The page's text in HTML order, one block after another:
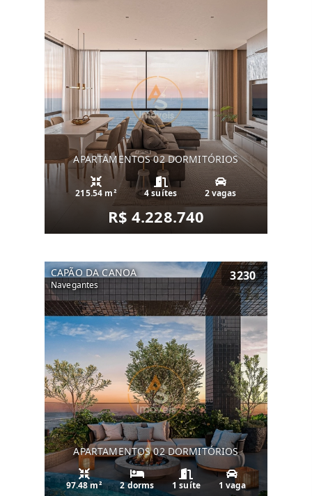
APARTAMENTOS 02 DORMITÓRIOS
215.54 m² 4 suítes 2 vagas
R$ 4.228.740
CAPÃO DA CANOA
Navegantes
3230
APARTAMENTOS 02 DORMITÓRIOS
97.48 m² 2 dorms 1 suíte 1 vaga